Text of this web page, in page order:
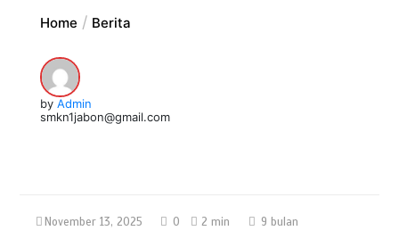
Home Berita
by Admin
smkn1jabon@gmail.com
November 13, 2025 0 2 min 9 bulan